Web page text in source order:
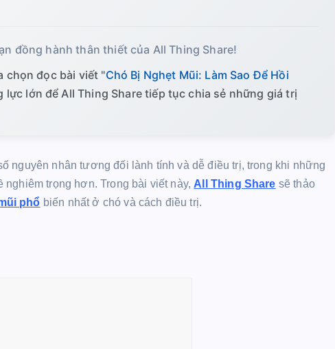
đồng hành thân thiết của All Thing Share!
chọn đọc bài viết "Chó Bị Nghẹt Mũi: Làm Sao Để Hồi
lực lớn để All Thing Share tiếp tục chia sẻ những giá trị
nguyên nhân tương đối lành tính và dễ điều trị, trong khi những
trọng hơn. Trong bài viết này, All Thing Share sẽ thảo
phổ biến nhất ở chó và cách điều trị.